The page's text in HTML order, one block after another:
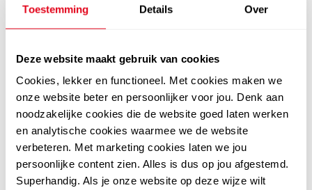
Toestemming Details Over
Deze website maakt gebruik van cookies
Cookies, lekker en functioneel. Met cookies maken we
onze website beter en persoonlijker voor jou. Denk aan
noodzakelijke cookies die de website goed laten werken
en analytische cookies waarmee we de website
verbeteren. Met marketing cookies laten we jou
persoonlijke content zien. Alles is dus op jou afgestemd.
Superhandig. Als je onze website op deze wijze wilt